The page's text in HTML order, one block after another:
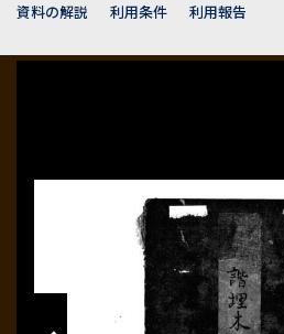
資料の解説
利用条件 利用報告